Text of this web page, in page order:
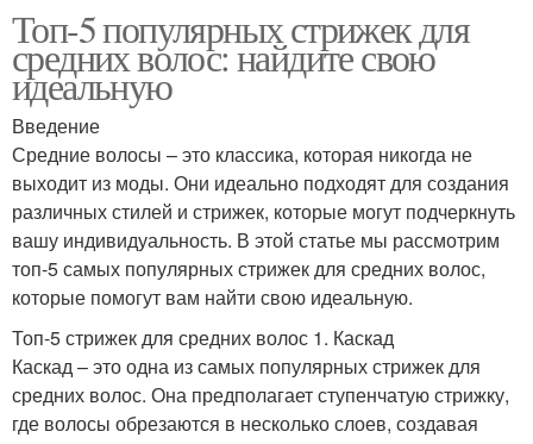
Топ-5 популярных стрижек для
средних волос: найдите свою
идеальную
Введение
Средние волосы – это классика, которая никогда не
выходит из моды. Они идеально подходят для создания
различных стилей и стрижек, которые могут подчеркнуть
вашу индивидуальность. В этой статье мы рассмотрим
топ-5 самых популярных стрижек для средних волос,
которые помогут вам найти свою идеальную.
Топ-5 стрижек для средних волос 1. Каскад
Каскад – это одна из самых популярных стрижек для
средних волос. Она предполагает ступенчатую стрижку,
где волосы обрезаются в несколько слоев, создавая